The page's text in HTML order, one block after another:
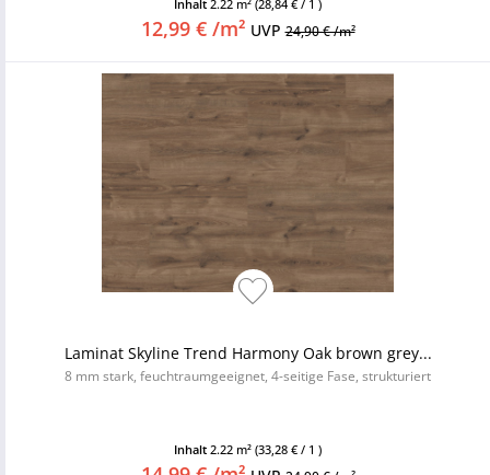
Inhalt 2.22 m² (28,84 € / 1 )
12,99 € /m² UVP24,90 € /m²
Laminat Skyline Trend Harmony Oak brown grey...
8 mm stark, feuchtraumgeeignet, 4-seitige Fase, strukturiert
Inhalt 2.22 m² (33,28 € / 1 )